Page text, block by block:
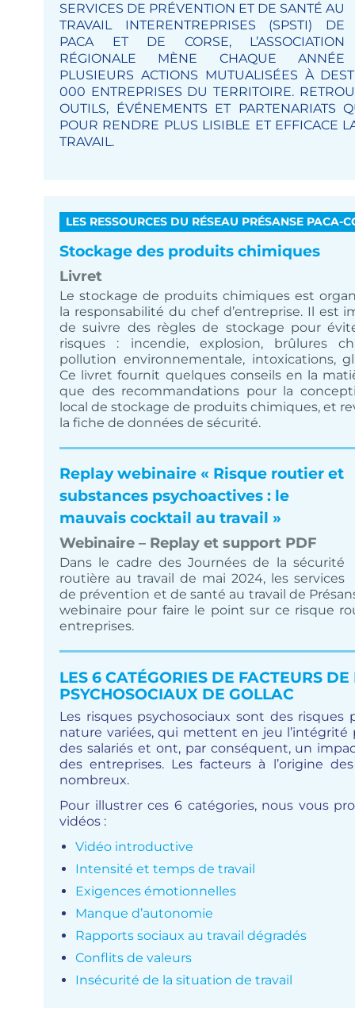
SERVICES DE PRÉVENTION ET DE SANTÉ AU
TRAVAIL INTERENTREPRISES (SPSTI) DE
PACA ET DE CORSE, L’ASSOCIATION
RÉGIONALE MÈNE CHAQUE ANNÉE
PLUSIEURS ACTIONS MUTUALISÉES À
000 ENTREPRISES DU TERRITOIRE.
OUTILS, ÉVÉNEMENTS ET PARTENARIATS
POUR RENDRE PLUS LISIBLE ET EFFICACE
TRAVAIL.
LES RESSOURCES DU RÉSEAU PRÉSANSE PACA-
Stockage des produits chimiques
Livret
Le stockage de produits chimiques est
la responsabilité du chef d’entreprise. Il est
de suivre des règles de stockage pour
risques : incendie, explosion, brûlures
pollution environnementale, intoxications,
Ce livret fournit quelques conseils en la
que des recommandations pour la
local de stockage de produits chimiques, et
la fiche de données de sécurité.
Replay webinaire « Risque routier et
substances psychoactives : le
mauvais cocktail au travail »
Webinaire – Replay et support PDF
Dans le cadre des Journées de la sécurité
routière au travail de mai 2024, les services
de prévention et de santé au travail de
webinaire pour faire le point sur ce risque
entreprises.
LES 6 CATÉGORIES DE FACTEURS DE
PSYCHOSOCIAUX DE GOLLAC
Les risques psychosociaux sont des risques
nature variées, qui mettent en jeu
des salariés et ont, par conséquent, un
des entreprises. Les facteurs à l’origine
nombreux.
Pour illustrer ces 6 catégories, nous vous
vidéos :
Vidéo introductive
Intensité et temps de travail
Exigences émotionnelles
Manque d’autonomie
Rapports sociaux au travail dégradés
Conflits de valeurs
Insécurité de la situation de travail